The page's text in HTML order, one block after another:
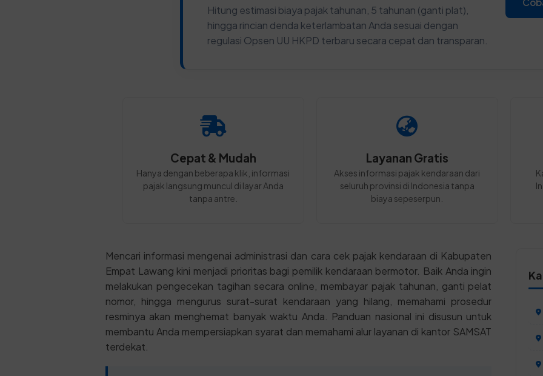
Hitung estimasi biaya pajak tahunan, 5 tahunan (ganti plat),
hingga rincian denda keterlambatan Anda sesuai dengan
regulasi Opsen UU HKPD terbaru secara cepat dan transparan.
Cepat & Mudah
Hanya dengan beberapa klik, informasi
pajak langsung muncul di layar Anda
tanpa antre.
Layanan Gratis
Akses informasi pajak kendaraan dari
seluruh provinsi di Indonesia tanpa
biaya sepeserpun.
Mencari informasi mengenai administrasi dan cara cek pajak kendaraan di Kabupaten
Empat Lawang kini menjadi prioritas bagi pemilik kendaraan bermotor. Baik Anda ingin
melakukan pengecekan tagihan secara online, membayar pajak tahunan, ganti pelat
nomor, hingga mengurus surat-surat kendaraan yang hilang, memahami prosedur
resminya akan menghemat banyak waktu Anda. Panduan nasional ini disusun untuk
membantu Anda mempersiapkan syarat dan memahami alur layanan di kantor SAMSAT
terdekat.